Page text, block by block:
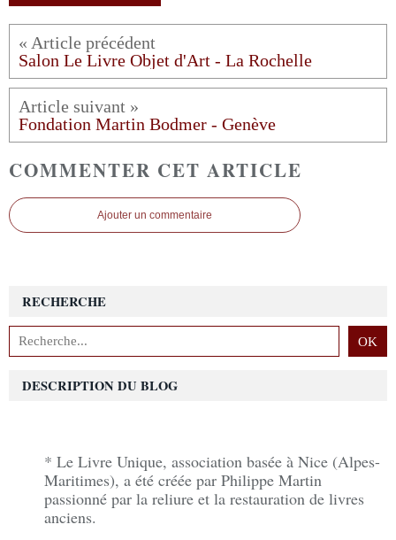
Salon Le Livre Objet d'Art - La Rochelle
Fondation Martin Bodmer - Genève
COMMENTER CET ARTICLE
Ajouter un commentaire
RECHERCHE
DESCRIPTION DU BLOG
* Le Livre Unique, association basée à Nice (Alpes-
Maritimes), a été créée par Philippe Martin
passionné par la reliure et la restauration de livres
anciens.